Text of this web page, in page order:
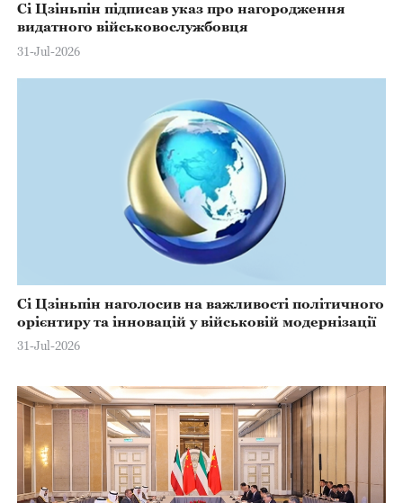
Сі Цзіньпін підписав указ про нагородження
видатного військовослужбовця
31-Jul-2026
Сі Цзіньпін наголосив на важливості політичного
орієнтиру та інновацій у військовій модернізації
31-Jul-2026